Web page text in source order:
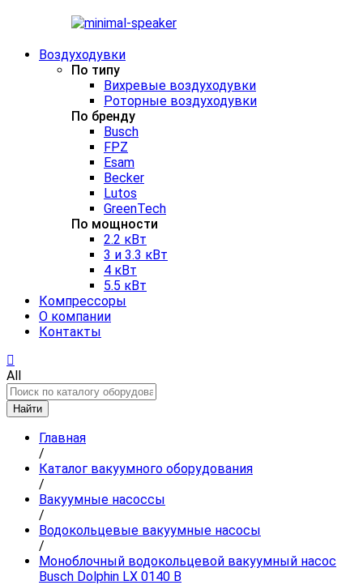
Воздуходувки
По типу
Вихревые воздуходувки
Роторные воздуходувки
По бренду
Busch
FPZ
Esam
Becker
Lutos
GreenTech
По мощности
2.2 кВт
3 и 3.3 кВт
4 кВт
5.5 кВт
Компрессоры
О компании
Контакты
All
Найти
Главная
/
Каталог вакуумного оборудования
/
Вакуумные насоссы
/
Водокольцевые вакуумные насосы
/
Моноблочный водокольцевой вакуумный насос
Busch Dolphin LX 0140 B